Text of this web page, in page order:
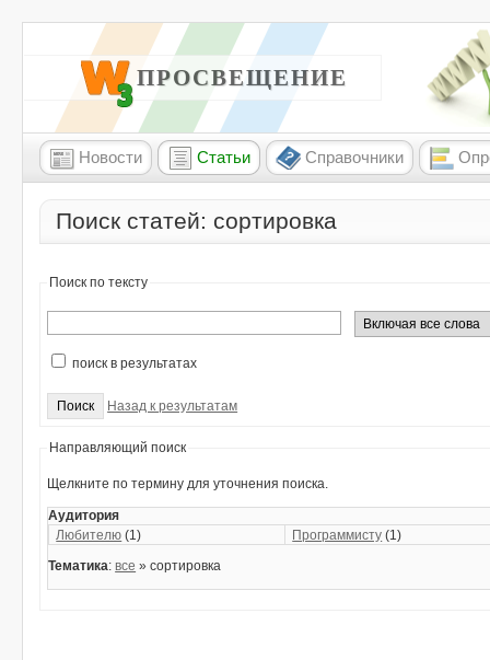
W3 ПРОСВЕЩЕНИЕ
Новости Статьи Справочники
Поиск статей: сортировка
Поиск по тексту
поиск в результатах
Назад к результатам
Направляющий поиск
Щелкните по термину для уточнения поиска.
Аудитория
Любителю (1) Программисту (1)
Тематика:все » сортировка